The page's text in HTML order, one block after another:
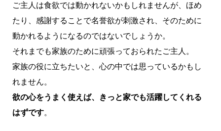
ご主人は食欲では動かれないかもしれませんが、ほめ
たり、感謝することで名誉欲が刺激され、そのために
動かれるようになるのではないでしょうか。
それまでも家族のために頑張っておられたご主人。
家族の役に立ちたいと、心の中では思っているかもし
れません。
欲の心をうまく使えば、きっと家でも活躍してくれる
はずです。